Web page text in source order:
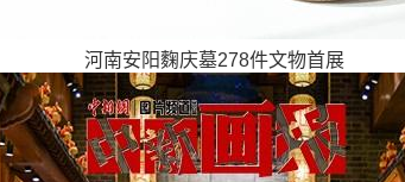
河南安阳麴庆墓278件文物首展